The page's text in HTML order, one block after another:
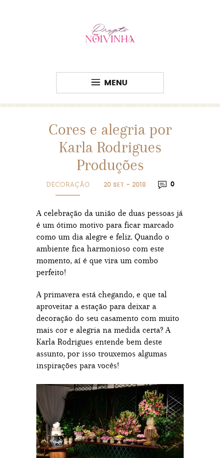
MENU
Cores e alegria por
Karla Rodrigues
Produções
DECORAÇÃO 20 SET - 2018 0
A celebração da união de duas pessoas já
é um ótimo motivo para ficar marcado
como um dia alegre e feliz. Quando o
ambiente fica harmonioso com este
momento, aí é que vira um combo
perfeito!
A primavera está chegando, e que tal
aproveitar a estação para deixar a
decoração do seu casamento com muito
mais cor e alegria na medida certa? A
Karla Rodrigues entende bem deste
assunto, por isso trouxemos algumas
inspirações para vocês!